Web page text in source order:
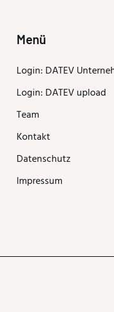
Menü
Login: DATEV
Login: DATEV upload
Team
Kontakt
Datenschutz
Impressum